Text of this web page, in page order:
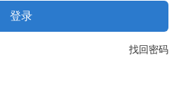
登录
找回密码